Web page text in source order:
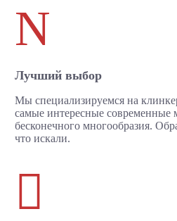
N
Лучший выбор
Мы специализируемся на
самые интересные современные
бесконечного многообразия.
что искали.
